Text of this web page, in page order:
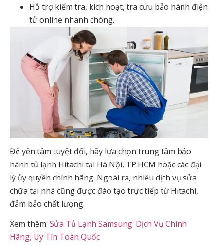
Hỗ trợ kiểm tra, kích hoạt, tra cứu bảo hành điện
tử online nhanh chóng.
Để yên tâm tuyệt đối, hãy lựa chọn trung tâm bảo
hành tủ lạnh Hitachi tại Hà Nội, TP.HCM hoặc các đại
lý ủy quyền chính hãng. Ngoài ra, nhiều dịch vụ sửa
chữa tại nhà cũng được đào tạo trực tiếp từ Hitachi,
đảm bảo chất lượng.
Xem thêm: Sửa Tủ Lạnh Samsung: Dịch Vụ Chính
Hãng, Uy Tín Toàn Quốc